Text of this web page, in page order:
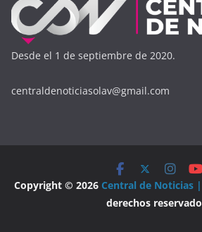
Desde el 1 de septiembre de 2020.
centraldenoticiasolav@gmail.com
Copyright © 2026 Central de Noticias
derechos